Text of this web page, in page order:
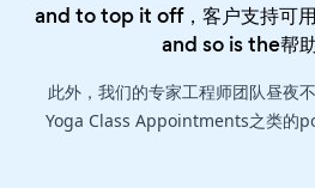
and to top it off，客户支持可
and so is the帮
此外，我们的专家工程师团队昼夜
Yoga Class Appointments之类的